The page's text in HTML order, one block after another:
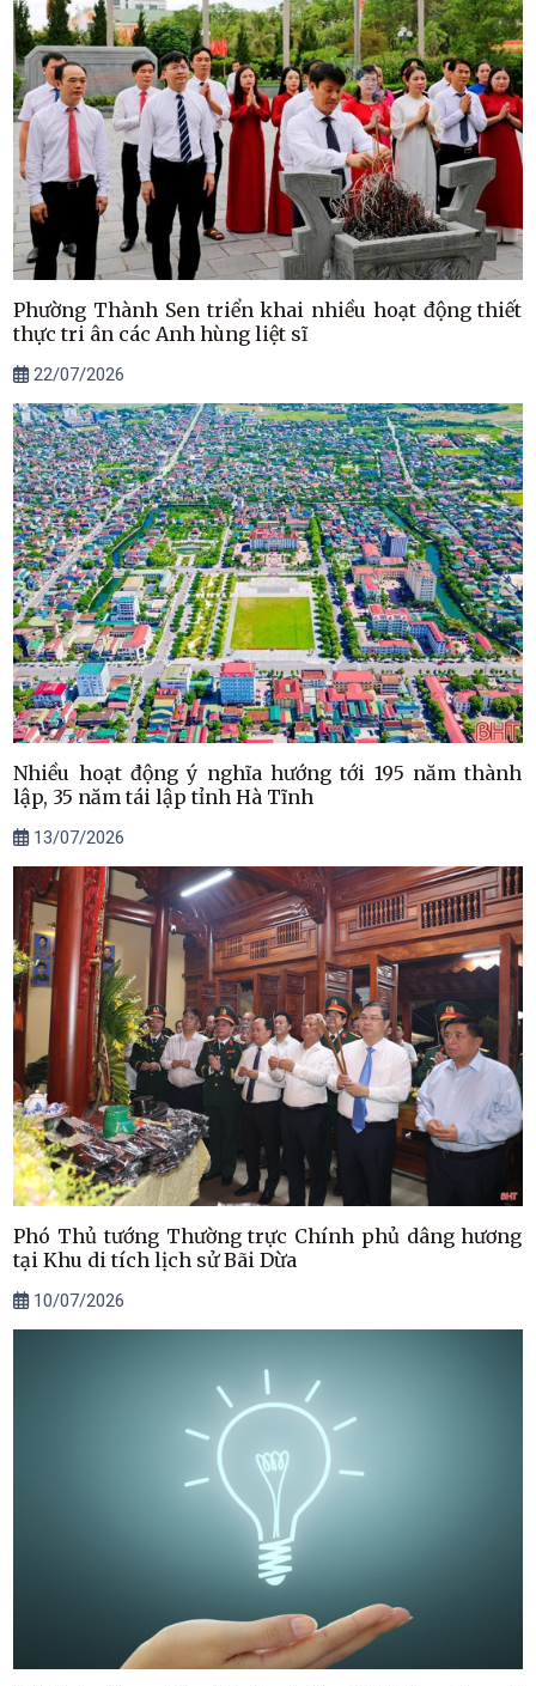
Phường Thành Sen triển khai nhiều hoạt động thiết
thực tri ân các Anh hùng liệt sĩ
22/07/2026
Nhiều hoạt động ý nghĩa hướng tới 195 năm thành
lập, 35 năm tái lập tỉnh Hà Tĩnh
13/07/2026
Phó Thủ tướng Thường trực Chính phủ dâng hương
tại Khu di tích lịch sử Bãi Dừa
10/07/2026